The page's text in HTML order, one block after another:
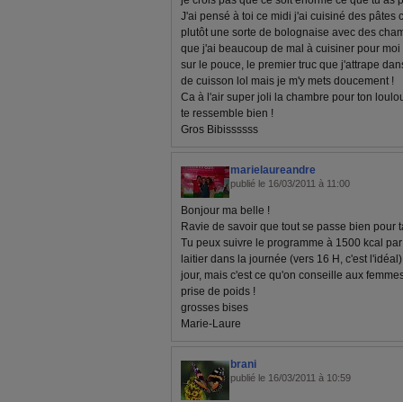
J'ai pensé à toi ce midi j'ai cuisiné des pâtes
plutôt une sorte de bolognaise avec des
que j'ai beaucoup de mal à cuisiner pour
sur le pouce, le premier truc que j'attrape
de cuisson lol mais je m'y mets doucement !
Ca à l'air super joli la chambre pour ton
te ressemble bien !
Gros Bibissssss
marielaureandre
publié le 16/03/2011 à 11:00
Bonjour ma belle !
Ravie de savoir que tout se passe bien pour
Tu peux suivre le programme à 1500 kcal
laitier dans la journée (vers 16 H, c'est
jour, mais c'est ce qu'on conseille aux
prise de poids !
grosses bises
Marie-Laure
brani
publié le 16/03/2011 à 10:59